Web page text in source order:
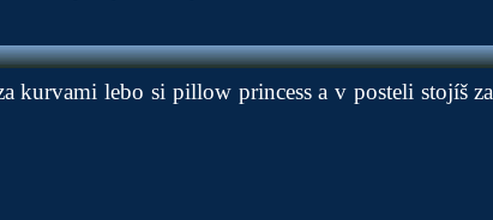
kurvami lebo si pillow princess a v posteli stojíš za